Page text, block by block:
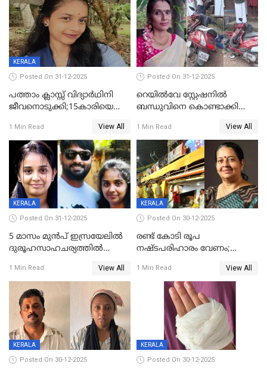
KERALA
Posted On 31-12-2025
പത്താം ക്ലാസ്സ് വിദ്യാര്‍ഥിനി
ജീവനൊടുക്കി;15കാരിയെ
കിടപ്പുമുറിയില്‍ തൂങ്ങി മരിച്ച
നിലയിൽ
1 Min Read View All
Posted On 31-12-2025
റെയിൽവേ സ്റ്റേഷനിൽ
ബന്ധുവിനെ കൊണ്ടാക്കി
ലോറി സ്കൂട്ടറിൽ ഇടിച്ചു :
യുവതിക്ക് ദാരുണാന്ത്യം
1 Min Read View All
KERALA
Posted On 31-12-2025
5 മാസം മുൻപ് ഇസ്രയേലിൽ
ദുരൂഹസാഹചര്യത്തിൽ
മലയാളി യുവാവിന്റെ ഭാര്യയും
മരിച്ചു
1 Min Read View All
KERALA
Posted On 30-12-2025
രണ്ട് കോടി രൂപ
നഷ്ടപരിഹാരം വേണം;
നോട്ടീസയച്ച് ഉമാ തോമസ്
1 Min Read View All
KERALA
Posted On 30-12-2025
KERALA
Posted On 30-12-2025